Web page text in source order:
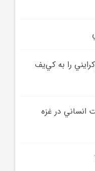
را به کي‌يف
در غزه